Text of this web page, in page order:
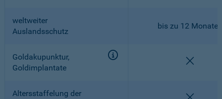
weltweiter
Auslandsschutz
bis zu 12 Monaten
Goldakupunktur,
Goldimplantate
Altersstaffelung der